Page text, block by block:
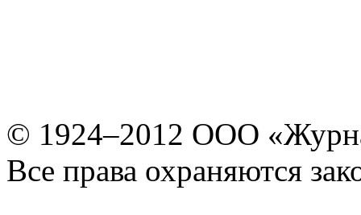
© 1924–2012 ООО
Все права охраняются